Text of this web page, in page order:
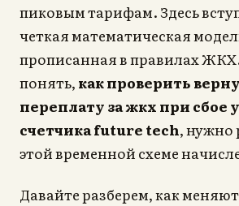
пиковым тарифам. Здесь
четкая математическая
прописанная в правилах
понять, как проверить
переплату за жкх при сбое
счетчика future tech, нужно
этой временной схеме
Давайте разберем, как